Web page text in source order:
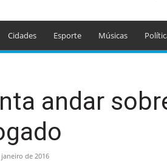
Cidades Esporte Músicas
andar
de 2016